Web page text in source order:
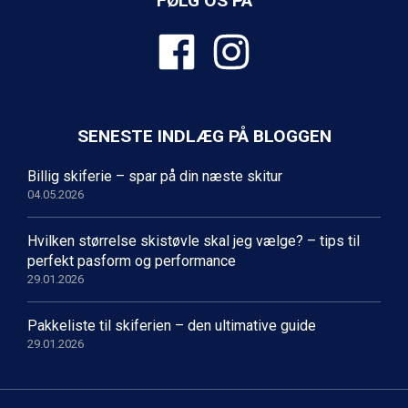
Bad Gastein fra DKK 4.195
La Thuile fra DKK 4.595
Val Thorens fra DKK 5.395
Passo Tonale fra DKK 3.795
Saalbach fra DKK 5.945
Sölden fra DKK 8.445
Champoluc fra DKK 3.795
Ischgl fra DKK 7.095
Fieberbrunn fra DKK 6.145
St. Anton fra DKK 7.245
Zell am See fra DKK 4.095
Livigno fra DKK 4.145
Canazei fra DKK 4.745
Sauze dOulx fra DKK 4.045
SENESTE INDLÆG PÅ BLOGGEN
Billig skiferie – spar på din næste skitur
04.05.2026
Hvilken størrelse skistøvle skal jeg vælge? – tips til
perfekt pasform og performance
29.01.2026
Pakkeliste til skiferien – den ultimative guide
29.01.2026